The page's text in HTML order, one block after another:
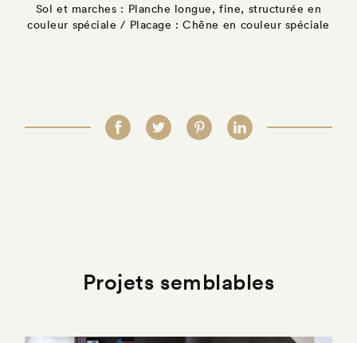
Sol et marches : Planche longue, fine, structurée en
couleur spéciale / Placage : Chêne en couleur spéciale
Projets semblables